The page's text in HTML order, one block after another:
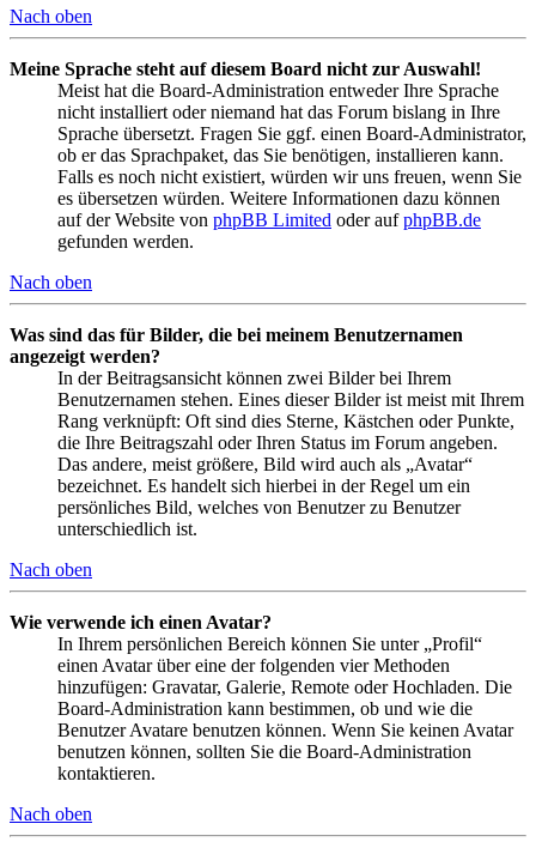
Nach oben
Meine Sprache steht auf diesem Board nicht zur Auswahl!
Meist hat die Board-Administration entweder Ihre Sprache
nicht installiert oder niemand hat das Forum bislang in Ihre
Sprache übersetzt. Fragen Sie ggf. einen Board-Administrator,
ob er das Sprachpaket, das Sie benötigen, installieren kann.
Falls es noch nicht existiert, würden wir uns freuen, wenn Sie
es übersetzen würden. Weitere Informationen dazu können
auf der Website von phpBB Limited oder aufphpBB.de
gefunden werden.
Nach oben
Was sind das für Bilder, die bei meinem Benutzernamen
angezeigt werden?
In der Beitragsansicht können zwei Bilder bei Ihrem
Benutzernamen stehen. Eines dieser Bilder ist meist mit Ihrem
Rang verknüpft: Oft sind dies Sterne, Kästchen oder Punkte,
die Ihre Beitragszahl oder Ihren Status im Forum angeben.
Das andere, meist größere, Bild wird auch als „Avatar“
bezeichnet. Es handelt sich hierbei in der Regel um ein
persönliches Bild, welches von Benutzer zu Benutzer
unterschiedlich ist.
Nach oben
Wie verwende ich einen Avatar?
In Ihrem persönlichen Bereich können Sie unter „Profil“
einen Avatar über eine der folgenden vier Methoden
hinzufügen: Gravatar, Galerie, Remote oder Hochladen. Die
Board-Administration kann bestimmen, ob und wie die
Benutzer Avatare benutzen können. Wenn Sie keinen Avatar
benutzen können, sollten Sie die Board-Administration
kontaktieren.
Nach oben